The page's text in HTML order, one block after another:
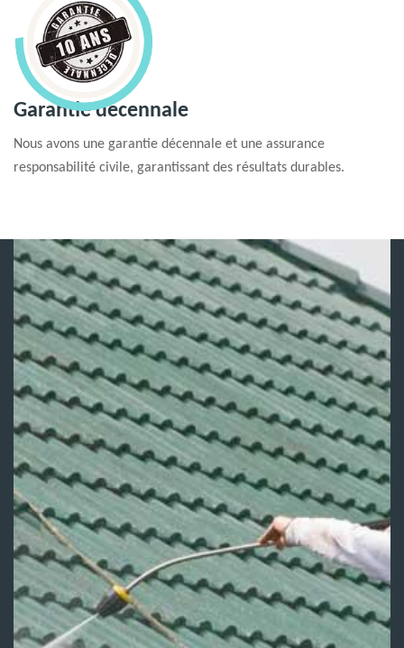
Garantie decennale
Nous avons une garantie décennale et une assurance
responsabilité civile, garantissant des résultats durables.